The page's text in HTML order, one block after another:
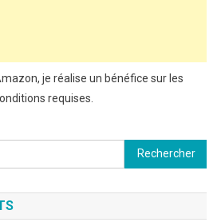
je réalise un bénéfice sur les
requises.
Rechercher :